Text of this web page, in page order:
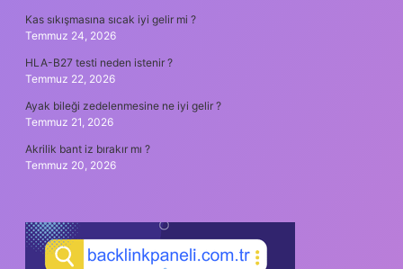
Kas sıkışmasına sıcak iyi gelir mi ?
Temmuz 24, 2026
HLA-B27 testi neden istenir ?
Temmuz 22, 2026
Ayak bileği zedelenmesine ne iyi gelir ?
Temmuz 21, 2026
Akrilik bant iz bırakır mı ?
Temmuz 20, 2026